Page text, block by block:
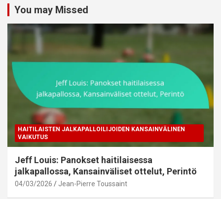
You may Missed
HAITILAISTEN JALKAPALLOILIJOIDEN KANSAINVÄLINEN
VAIKUTUS
Jeff Louis: Panokset haitilaisessa
jalkapallossa, Kansainväliset ottelut, Perintö
04/03/2026 Jean-Pierre Toussaint